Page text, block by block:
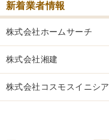
新着業者情報
株式会社ホームサーチ
株式会社湘建
株式会社コスモスイニシア